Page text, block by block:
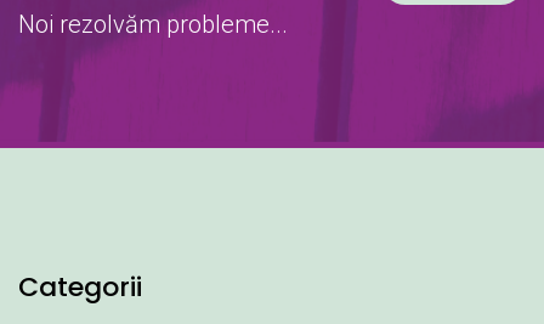
Noi rezolvăm probleme...
Categorii